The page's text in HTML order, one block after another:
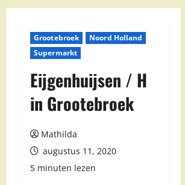
Grootebroek
Noord Holland
Supermarkt
Eijgenhuijsen / H
in Grootebroek
Mathilda
augustus 11, 2020
5 minuten lezen